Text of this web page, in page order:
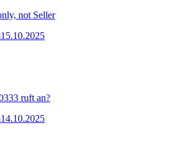
not Seller
15.10.2025
ruft an?
14.10.2025